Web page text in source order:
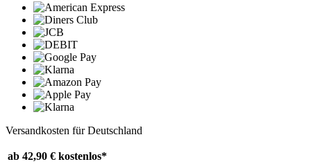
Versandkosten für Deutschland
ab 42,90 € kostenlos*